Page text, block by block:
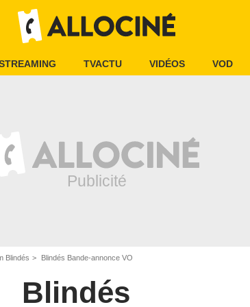
TVACTU VIDÉOS VOD
Blindés Blindés Bande-annonce VO
Blindés